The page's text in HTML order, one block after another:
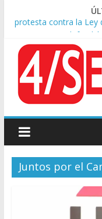
Sturzenegger
del capítulo de
Sáenz endurece su
Fuego y defiende la
Tormentas severas y
Servicio Meteorológico
Los alquileres de
Represión frente al
protesta contra la Ley
Juntos por el